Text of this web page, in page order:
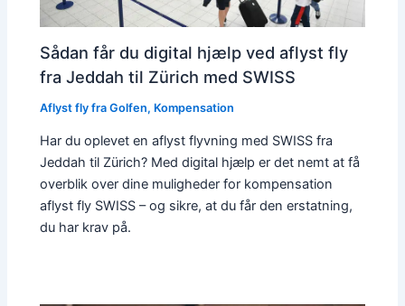
Sådan får du digital hjælp ved aflyst fly
fra Jeddah til Zürich med SWISS
Aflyst fly fra Golfen, Kompensation
Har du oplevet en aflyst flyvning med SWISS fra
Jeddah til Zürich? Med digital hjælp er det nemt at få
overblik over dine muligheder for kompensation
aflyst fly SWISS – og sikre, at du får den erstatning,
du har krav på.